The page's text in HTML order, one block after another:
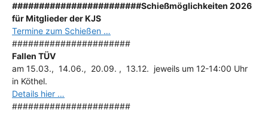
########################Schießmöglichkeiten 2026
für Mitglieder der KJS
Termine zum Schießen …
######################
Fallen TÜV
am 15.03., 14.06., 20.09. , 13.12. jeweils um 12-14:00 Uhr
in Köthel.
Details hier …
######################